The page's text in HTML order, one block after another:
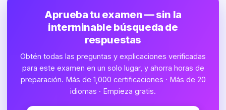
Aprueba tu examen — sin la
interminable búsqueda de
respuestas
Obtén todas las preguntas y explicaciones verificadas
para este examen en un solo lugar, y ahorra horas de
preparación. Más de 1,000 certificaciones · Más de 20
idiomas · Empieza gratis.